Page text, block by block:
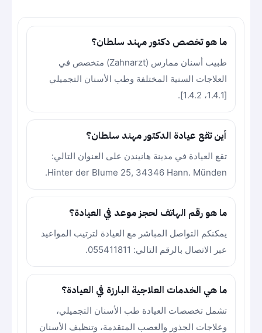
ما هو تخصص دكتور مهند سلطان؟
طبيب أسنان ممارس (Zahnarzt) متخصص في
العلاجات السنية المختلفة وطب الأسنان التجميلي
[1.4.1، 1.4.2].
أين تقع عيادة الدكتور مهند سلطان؟
تقع العيادة في مدينة هانيندن على العنوان التالي:
Hinter der Blume 25, 34346 Hann. Münden.
ما هو رقم الهاتف لحجز موعد في العيادة؟
يمكنكم التواصل المباشر مع العيادة لترتيب المواعيد
عبر الاتصال بالرقم التالي: 055411811.
ما هي الخدمات العلاجية البارزة في العيادة؟
تشمل تخصصات العيادة طب الأسنان التجميلي،
وعلاجات الجذور والعصب المتقدمة، وتنظيف الأسنان